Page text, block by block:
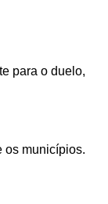
para o duelo,
os municípios.